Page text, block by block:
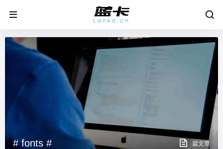
# fonts # 篇文章